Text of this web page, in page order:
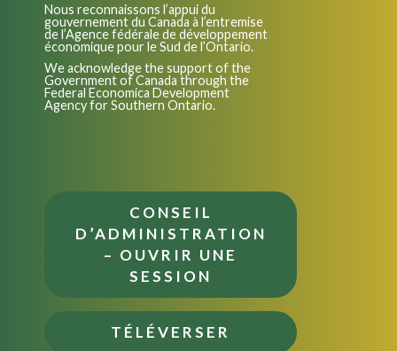
Nous reconnaissons l’appui du
gouvernement du Canada à l’entremise
de l’Agence fédérale de développement
économique pour le Sud de l’Ontario.
We acknowledge the support of the
Government of Canada through the
Federal Economica Development
Agency for Southern Ontario.
CONSEIL
D’ADMINISTRATION
– OUVRIR UNE
SESSION
TÉLÉVERSER